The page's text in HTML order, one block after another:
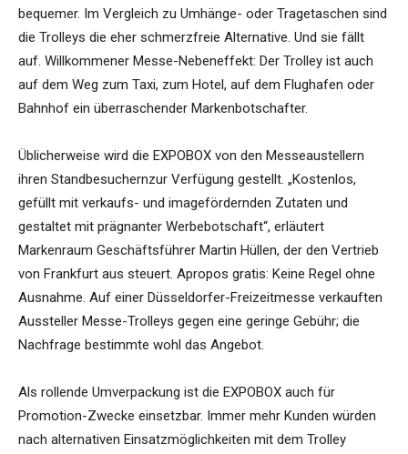
bequemer. Im Vergleich zu Umhänge- oder Tragetaschen sind
die Trolleys die eher schmerzfreie Alternative. Und sie fällt
auf. Willkommener Messe-Nebeneffekt: Der Trolley ist auch
auf dem Weg zum Taxi, zum Hotel, auf dem Flughafen oder
Bahnhof ein überraschender Markenbotschafter.
Üblicherweise wird die EXPOBOX von den Messeaustellern
ihren Standbesuchernzur Verfügung gestellt. „Kostenlos,
gefüllt mit verkaufs- und imagefördernden Zutaten und
gestaltet mit prägnanter Werbebotschaft“, erläutert
Markenraum Geschäftsführer Martin Hüllen, der den Vertrieb
von Frankfurt aus steuert. Apropos gratis: Keine Regel ohne
Ausnahme. Auf einer Düsseldorfer-Freizeitmesse verkauften
Aussteller Messe-Trolleys gegen eine geringe Gebühr; die
Nachfrage bestimmte wohl das Angebot.
Als rollende Umverpackung ist die EXPOBOX auch für
Promotion-Zwecke einsetzbar. Immer mehr Kunden würden
nach alternativen Einsatzmöglichkeiten mit dem Trolley